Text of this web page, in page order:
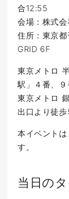
合12:55
会場：株式
住所： 東京
GRID 6F
東京メトロ
駅」４番、
東京メトロ
出口より徒
本イベント
す。
当日の